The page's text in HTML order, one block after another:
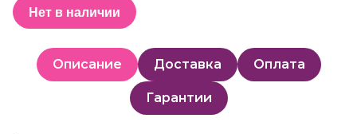
Нет в наличии
Описание Доставка Оплата
Гарантии